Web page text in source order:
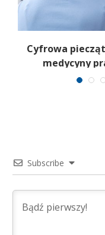
Cyfrowa
medycyny
Subscribe